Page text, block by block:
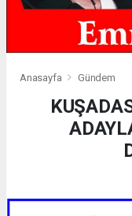
Anasayfa Gündem